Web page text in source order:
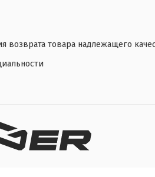
возврата товара надлежащего